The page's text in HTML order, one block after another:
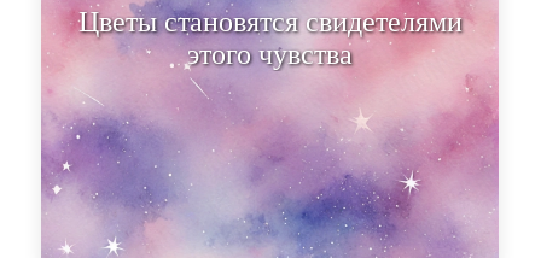
Цветы становятся свидетелями
этого чувства, раскрываясь под
их нежным